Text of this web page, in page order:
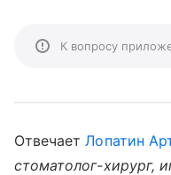
К вопросу
ОтвечаетЛопатин
стоматолог-хирург,